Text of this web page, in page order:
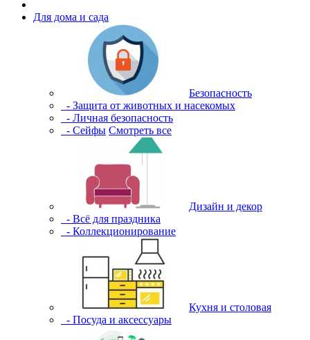
Для дома и сада
Безопасность
- Защита от животных и насекомых
- Личная безопасность
- Сейфы Смотреть все
Дизайн и декор
- Всё для праздника
- Коллекционирование
Кухня и столовая
- Посуда и аксессуары